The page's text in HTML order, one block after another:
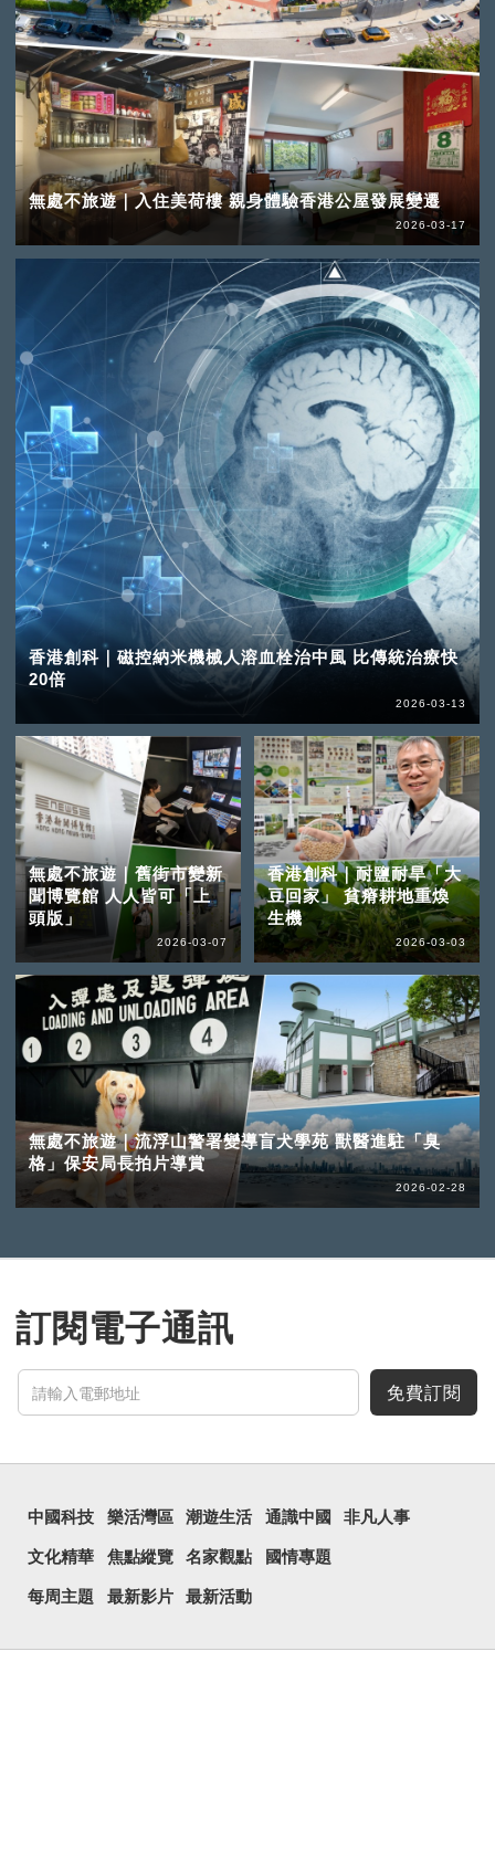
無處不旅遊｜入住美荷樓 親身體驗香港公屋發展變遷
2026-03-17
香港創科｜磁控納米機械人溶血栓治中風 比傳統治療快
20倍
2026-03-13
無處不旅遊｜舊街市變新
聞博覽館 人人皆可「上
頭版」
2026-03-07
香港創科｜耐鹽耐旱「大
豆回家」 貧瘠耕地重煥
生機
2026-03-03
無處不旅遊｜流浮山警署變導盲犬學苑 獸醫進駐「臭
格」保安局長拍片導賞
2026-02-28
訂閱電子通訊
免費訂閱
中國科技 樂活灣區 潮遊生活 通識中國 非凡人事
文化精華 焦點縱覽 名家觀點 國情專題
每周主題 最新影片 最新活動